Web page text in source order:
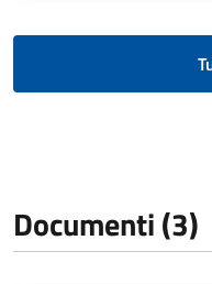
Documenti (3)